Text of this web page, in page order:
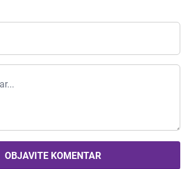
OBJAVITE KOMENTAR